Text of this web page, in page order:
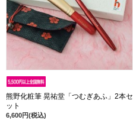
熊野化粧筆 晃祐堂「つむぎあふ」2本セ
ット
6,600円(税込)